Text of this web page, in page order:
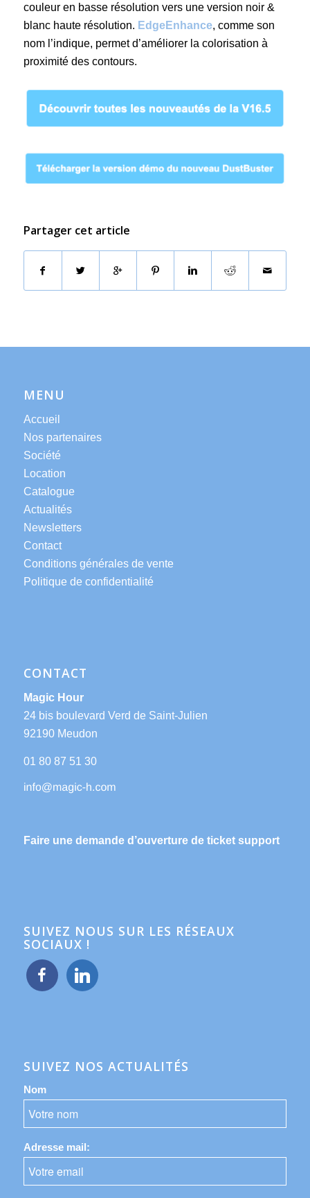
couleur en basse résolution vers une version noir &
blanc haute résolution. EdgeEnhance, comme son
nom l’indique, permet d’améliorer la colorisation à
proximité des contours.
Partager cet article
MENU
Accueil
Nos partenaires
Société
Location
Catalogue
Actualités
Newsletters
Contact
Conditions générales de vente
Politique de confidentialité
CONTACT
Magic Hour
24 bis boulevard Verd de Saint-Julien
92190 Meudon
01 80 87 51 30
Faire une demande d’ouverture de ticket support
SUIVEZ NOUS SUR LES RÉSEAUX
SOCIAUX !
facebook linkedin
SUIVEZ NOS ACTUALITÉS
Nom
Adresse mail: